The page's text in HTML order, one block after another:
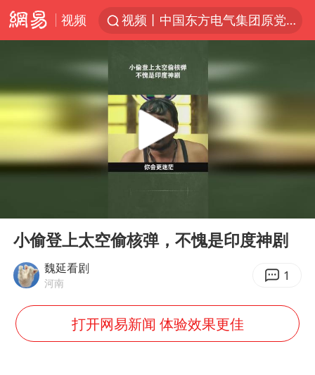
视频
视频丨中国东方电气集团原党组副书记、董事宋致远被查
香港宏福苑火灾或由烟头引起
中国父女泰国骑摩托车坠崖1死1伤
白海豚将正面袭击贯穿浙江
刘浩存百花奖开幕式红裙起舞
泰国初中生饮弹自尽前开了26枪
多个明星演唱会取消
Play
小偷登上太空偷核弹，不愧是印度神剧
魏延看剧
河南 1
打开网易新闻 体验效果更佳